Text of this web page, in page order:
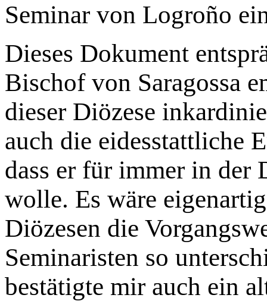
Seminar von Logroño
Dieses Dokument
Bischof von Saragossa
dieser Diözese
auch die eidesstattliche
dass er für immer in der
wolle. Es wäre
Diözesen die
Seminaristen so
bestätigte mir auch ein